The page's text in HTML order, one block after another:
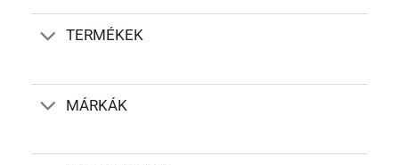
TERMÉKEK
MÁRKÁK